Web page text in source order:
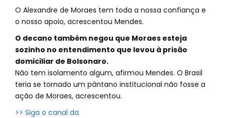
O Alexandre de Moraes tem toda a nossa confiança e
o nosso apoio, acrescentou Mendes.
O decano também negou que Moraes esteja
sozinho no entendimento que levou à prisão
domiciliar de Bolsonaro.
Não tem isolamento algum, afirmou Mendes. O Brasil
teria se tornado um pântano institucional não fosse a
ação de Moraes, acrescentou.
>> Siga o canal da